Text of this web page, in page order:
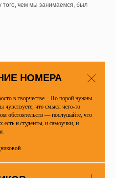
того, чем мы занимаемся, был
НОМЕРА
в творчестве... Но порой нужны
чувствуете, что смысл чего-то
обстоятельств — послушайте, что
есть и студенты, и самоучки, и